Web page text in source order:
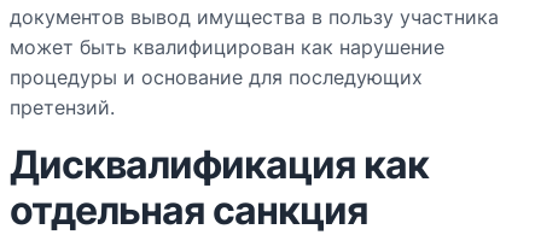
документов вывод имущества в пользу участника
может быть квалифицирован как нарушение
процедуры и основание для последующих
претензий.
Дисквалификация как
отдельная санкция